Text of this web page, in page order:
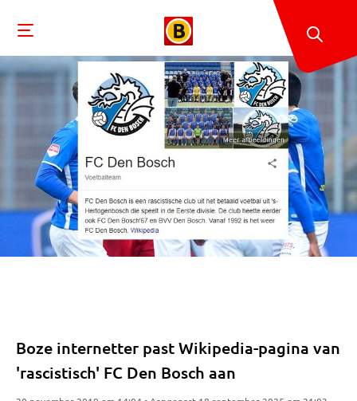
Boze internetter past Wikipedia-pagina van
'rascistisch' FC Den Bosch aan